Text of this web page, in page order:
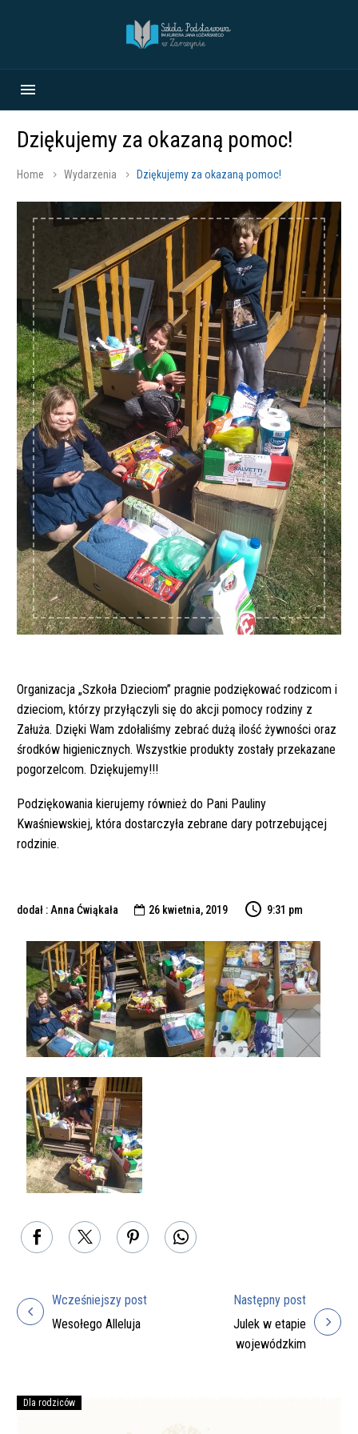
Dziękujemy za okazaną pomoc!
Home Wydarzenia Dziękujemy za okazaną pomoc!
Organizacja „Szkoła Dzieciom” pragnie podziękować rodzicom i
dzieciom, którzy przyłączyli się do akcji pomocy rodziny z
Załuża. Dzięki Wam zdołaliśmy zebrać dużą ilość żywności oraz
środków higienicznych. Wszystkie produkty zostały przekazane
pogorzelcom. Dziękujemy!!!
Podziękowania kierujemy również do Pani Pauliny
Kwaśniewskiej, która dostarczyła zebrane dary potrzebującej
rodzinie.
dodał : Anna Ćwiąkała  26 kwietnia, 2019 9:31 pm
Nawigacja
Wcześniejszy post
Wesołego Alleluja
Następny post
Julek w etapie
wojewódzkim
Dla rodziców